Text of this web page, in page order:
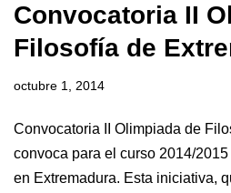
Convocatoria II
Filosofía de
octubre 1, 2014
Convocatoria II Olimpiada de
convoca para el curso 2014/
en Extremadura. Esta iniciativa,